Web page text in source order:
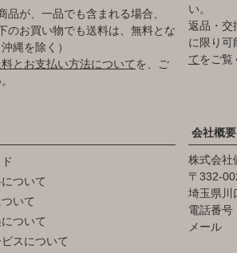
品が、一品でも含まれる場合、
のお買い物でも送料は、無料とな
縄を除く）
とお支払い方法についてを、ご
い。
返品・交
に限り可
てをご覧
ついて
いて
ついて
スについて
会社概要
株式会社
332-
埼玉県川
電話番号
メール